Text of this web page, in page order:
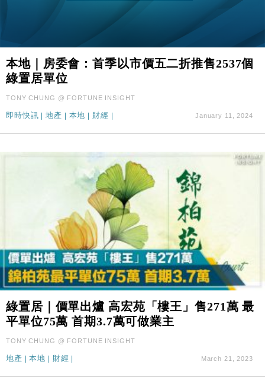
本地｜房委會：首季以市價五二折推售2537個
綠置居單位
TONY CHUNG @ FORTUNE INSIGHT
即時快訊 |地產 | 本地 | 財經 | January 11, 2024
綠置居｜價單出爐 高宏苑「樓王」售271萬 最
平單位75萬 首期3.7萬可做業主
TONY CHUNG @ FORTUNE INSIGHT
地產 |本地 財經 March 21, 2023